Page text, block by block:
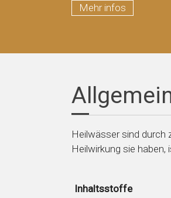
Mehr infos
Heilwässer sind durch
Heilwirkung sie
Inhaltsstoffe